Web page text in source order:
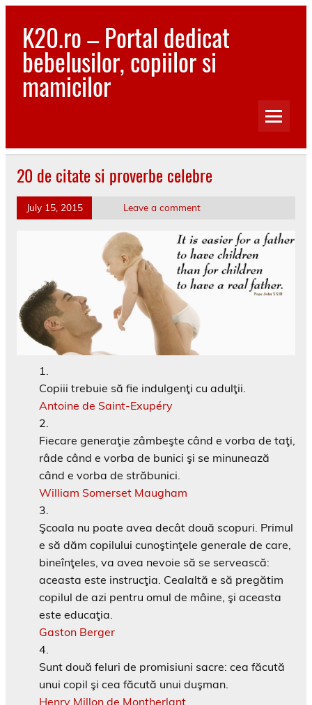
Skip
contentK20.ro – Portal dedicat
bebelusilor, copiilor si
mamicilor
20 de citate si proverbe celebre
July 15, 2015 Leave a comment
Copiii trebuie să fie indulgenţi cu adulţii.
Antoine de Saint-Exupéry
Fiecare generaţie zâmbeşte când e vorba de taţi,
râde când e vorba de bunici şi se minunează
când e vorba de străbunici.
William Somerset Maugham
Şcoala nu poate avea decât două scopuri. Primul
e să dăm copilului cunoştinţele generale de care,
bineînţeles, va avea nevoie să se servească:
aceasta este instrucţia. Cealaltă e să pregătim
copilul de azi pentru omul de mâine, şi aceasta
este educaţia.
Gaston Berger
Sunt două feluri de promisiuni sacre: cea făcută
unui copil şi cea făcută unui duşman.
Henry Millon de Montherlant